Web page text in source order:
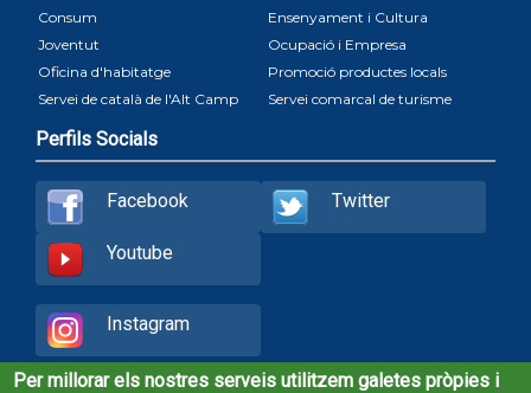
Consum
Ensenyament i Cultura
Joventut
Ocupació i Empresa
Oficina d'habitatge
Promoció productes locals
Servei de català de l'Alt Camp
Servei comarcal de turisme
Perfils Socials
Facebook Twitter
Youtube
Instagram
Per millorar els nostres serveis utilitzem galetes pròpies i